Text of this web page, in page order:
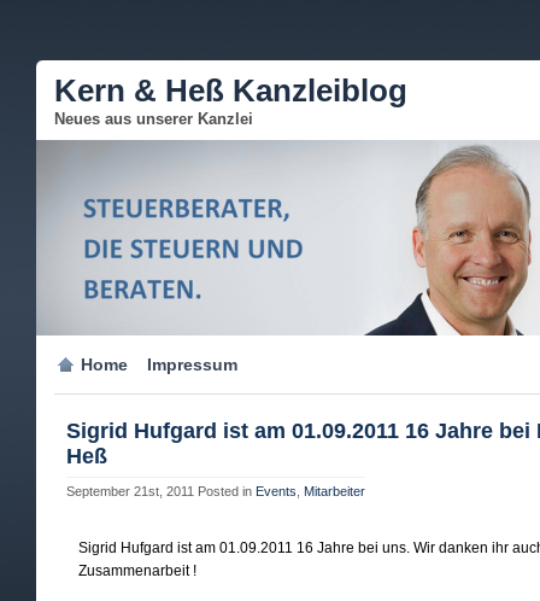
Kern & Heß Kanzleiblog
Neues aus unserer Kanzlei
Home Impressum
Sigrid Hufgard ist am 01.09.2011 16 Jahre bei
Heß
September 21st, 2011 Posted in Events Mitarbeiter
Sigrid Hufgard ist am 01.09.2011 16 Jahre bei uns. Wir danken ihr
Zusammenarbeit !